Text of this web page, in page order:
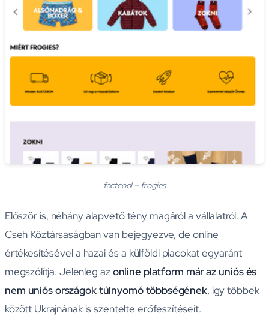
factcool – frogies
Először is, néhány alapvető tény magáról a vállalatról. A
Cseh Köztársaságban van bejegyezve, de online
értékesítésével a hazai és a külföldi piacokat egyaránt
megszólítja. Jelenleg azonline platform már az uniós és
nem uniós országok túlnyomó többségének, így többek
között Ukrajnának is szentelte erőfeszítéseit.